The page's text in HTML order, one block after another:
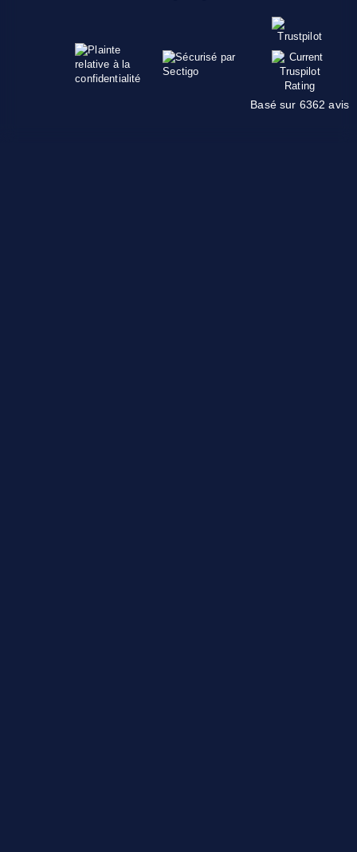
Basé sur 6362 avis